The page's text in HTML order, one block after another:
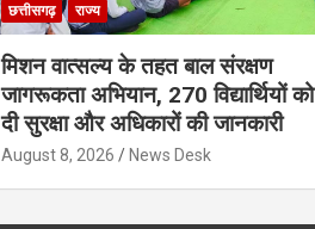
छत्तीसगढ़ राज्य
मिशन वात्सल्य के तहत बाल संरक्षण
जागरूकता अभियान, 270 विद्यार्थियों को
दी सुरक्षा और अधिकारों की जानकारी
August 8, 2026 News Desk